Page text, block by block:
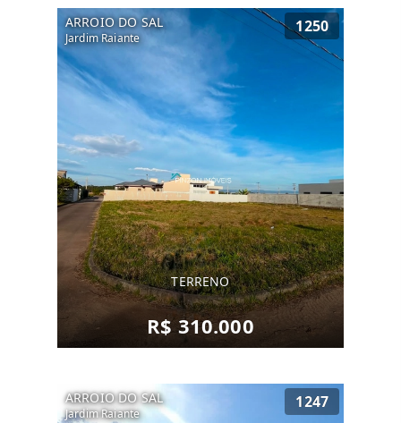
ARROIO DO SAL
Jardim Raiante
1250
TERRENO
R$ 310.000
ARROIO DO SAL
Jardim Raiante
1247